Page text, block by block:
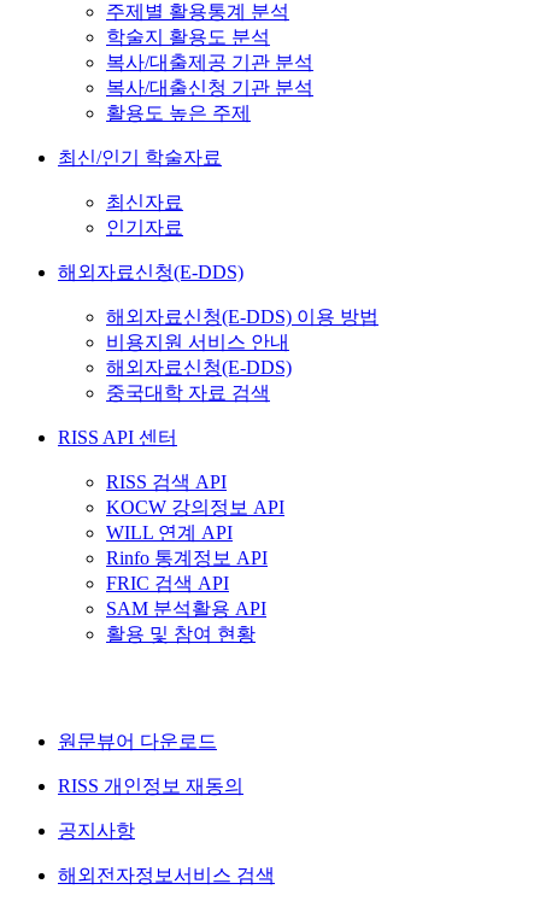
주제별 활용통계 분석
학술지 활용도 분석
복사/대출제공 기관 분석
복사/대출신청 기관 분석
활용도 높은 주제
최신/인기 학술자료
최신자료
인기자료
해외자료신청(E-DDS)
해외자료신청(E-DDS) 이용 방법
비용지원 서비스 안내
해외자료신청(E-DDS)
중국대학 자료 검색
RISS API 센터
RISS 검색 API
KOCW 강의정보 API
WILL 연계 API
Rinfo 통계정보 API
FRIC 검색 API
SAM 분석활용 API
활용 및 참여 현황
원문뷰어 다운로드
RISS 개인정보 재동의
공지사항
해외전자정보서비스 검색